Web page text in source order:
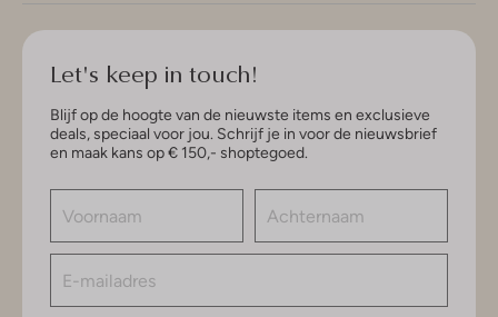
Let's keep in touch!
Blijf op de hoogte van de nieuwste items en exclusieve
deals, speciaal voor jou. Schrijf je in voor de nieuwsbrief
en maak kans op € 150,- shoptegoed.